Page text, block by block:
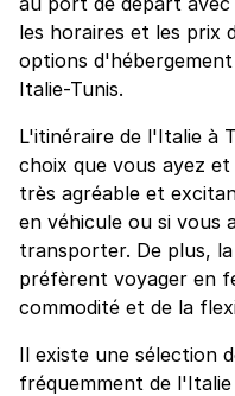
les horaires et les prix
options
Italie-Tunis.
L'itinéraire de l'Italie à
choix que vous ayez
très agréable et
en véhicule ou si vous
transporter. De plus,
préfèrent voyager en
commodité et de la
Il existe une sélection
fréquemment de